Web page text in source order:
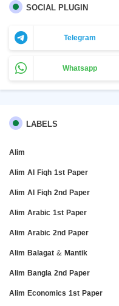
SOCIAL PLUGIN
Telegram
Whatsapp
LABELS
Alim
Alim Al Fiqh 1st Paper
Alim Al Fiqh 2nd Paper
Alim Arabic 1st Paper
Alim Arabic 2nd Paper
Alim Balagat & Mantik
Alim Bangla 2nd Paper
Alim Economics 1st Paper